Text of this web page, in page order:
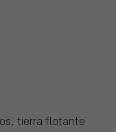
tierra flotante